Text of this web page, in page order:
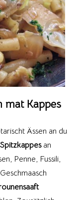
mat Kappes
Ässen an du
Spitzkappesan
Penne, Fussili,